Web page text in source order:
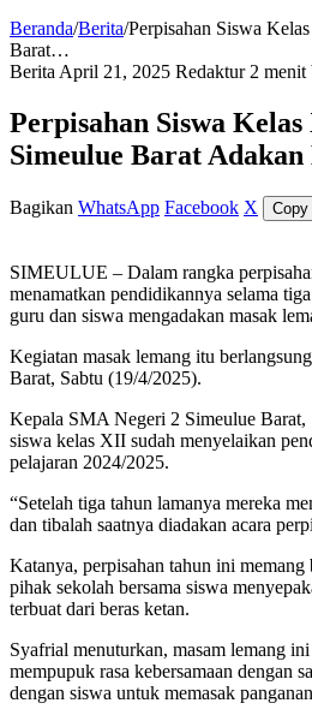
Beranda/Berita/Perpisahan Siswa
Barat…
Berita April 21, 2025 Redaktur 2 menit
Perpisahan Siswa
Simeulue Barat
Bagikan WhatsApp Facebook X Copy
SIMEULUE – Dalam rangka
menamatkan pendidikannya selama
guru dan siswa mengadakan masak
Kegiatan masak lemang itu
Barat, Sabtu (19/4/2025).
Kepala SMA Negeri 2 Simeulue Barat,
siswa kelas XII sudah menyelaikan
pelajaran 2024/2025.
“Setelah tiga tahun lamanya mereka
dan tibalah saatnya diadakan acara
Katanya, perpisahan tahun ini memang
pihak sekolah bersama siswa
terbuat dari beras ketan.
Syafrial menuturkan, masam lemang
mempupuk rasa kebersamaan dengan
dengan siswa untuk memasak